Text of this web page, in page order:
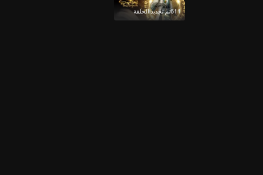
611تم تجديد الحلقة